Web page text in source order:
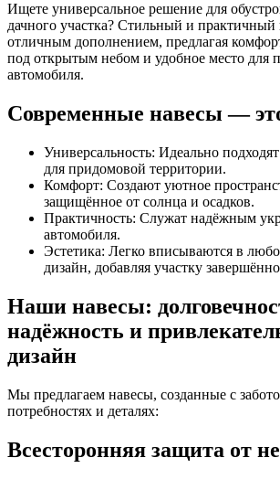
Ищете универсальное решение для
дачного участка? Стильный и практичный
отличным дополнением, предлагая
под открытым небом и удобное место для
автомобиля.
Современные навесы —
Универсальность: Идеально
для придомовой территории.
Комфорт: Создают уютное
защищённое от солнца и осадков.
Практичность: Служат надёжным
автомобиля.
Эстетика: Легко вписываются в
дизайн, добавляя участку
Наши навесы:
надёжность и
дизайн
Мы предлагаем навесы, созданные с
потребностях и деталях:
Всесторонняя защита от